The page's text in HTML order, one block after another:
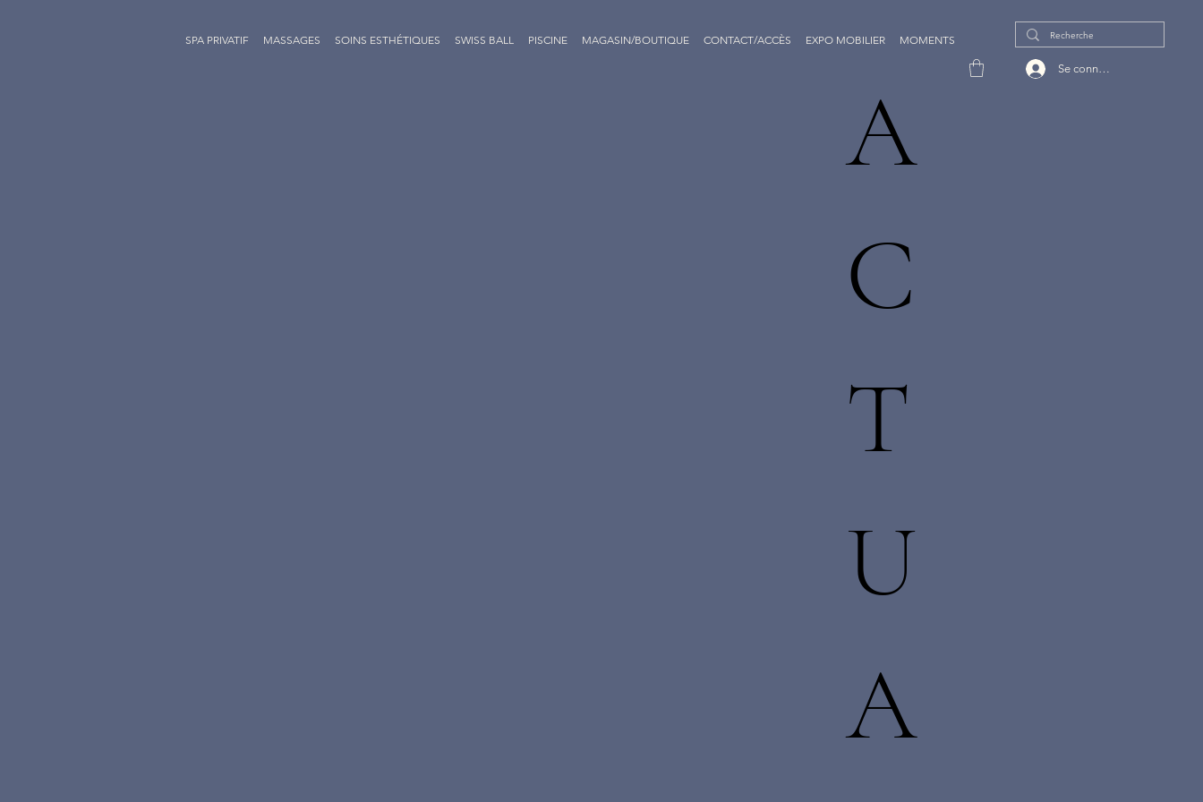
SPA PRIVATIF MASSAGES SOINS ESTHÉTIQUES SWISS BALL PISCINE MAGASIN/BOUTIQUE CONTACT/ACCÈS EXPO MOBILIER MOMENTS
A
C
T
U
A
Se connecter